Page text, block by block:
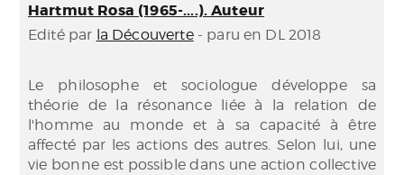
Hartmut Rosa (1965-....). Auteur
Edité par la Découverte- paru en DL 2018
Le philosophe et sociologue développe sa
théorie de la résonance liée à la relation de
l'homme au monde et à sa capacité à être
affecté par les actions des autres. Selon lui, une
vie bonne est possible dans une action collective